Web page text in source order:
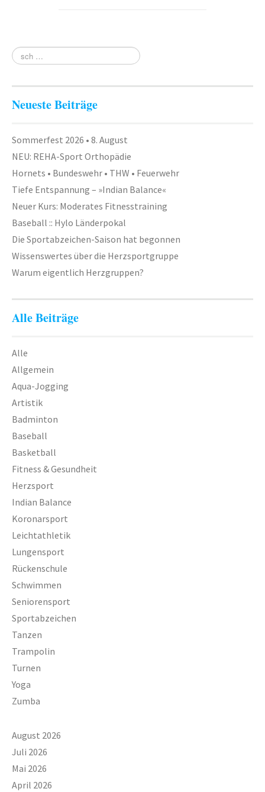
Neueste Beiträge
Sommerfest 2026 • 8. August
NEU: REHA-Sport Orthopädie
Hornets • Bundeswehr • THW • Feuerwehr
Tiefe Entspannung – »Indian Balance«
Neuer Kurs: Moderates Fitnesstraining
Baseball :: Hylo Länderpokal
Die Sportabzeichen-Saison hat begonnen
Wissenswertes über die Herzsportgruppe
Warum eigentlich Herzgruppen?
Alle Beiträge
Alle
Allgemein
Aqua-Jogging
Artistik
Badminton
Baseball
Basketball
Fitness & Gesundheit
Herzsport
Indian Balance
Koronarsport
Leichtathletik
Lungensport
Rückenschule
Schwimmen
Seniorensport
Sportabzeichen
Tanzen
Trampolin
Turnen
Yoga
Zumba
August 2026
Juli 2026
Mai 2026
April 2026